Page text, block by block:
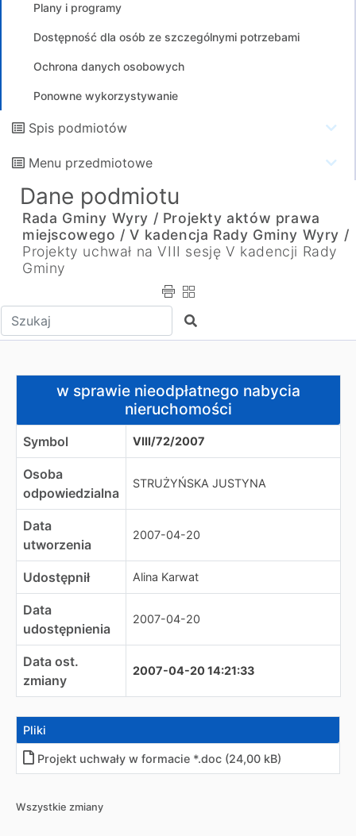
Plany i programy
Dostępność dla osób ze szczególnymi potrzebami
Ochrona danych osobowych
Ponowne wykorzystywanie
Spis podmiotów
Menu przedmiotowe
Dane podmiotu
Rada Gminy Wyry / Projekty aktów prawa
miejscowego / V kadencja Rady Gminy Wyry /
Projekty uchwał na VIII sesję V kadencji Rady
Gminy
Wpisz tekst do wyszukania Szukaj
w sprawie nieodpłatnego nabycia nieruchomości
w sprawie nieodpłatnego nabycia
nieruchomości
Symbol VIII/72/2007
Osoba
odpowiedzialna
STRUŻYŃSKA JUSTYNA
Data
utworzenia
2007-04-20
Udostępnił Alina Karwat
Data
udostępnienia
2007-04-20
Data ost.
zmiany
2007-04-20 14:21:33
Pliki
Projekt uchwały w formacie *.doc (24,00 kB)
Wszystkie zmiany